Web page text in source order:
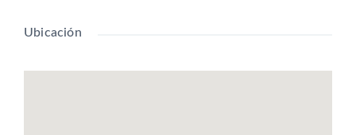
locales comerciales. 60 min aprox de vaia Coique y acceso
Ubicación